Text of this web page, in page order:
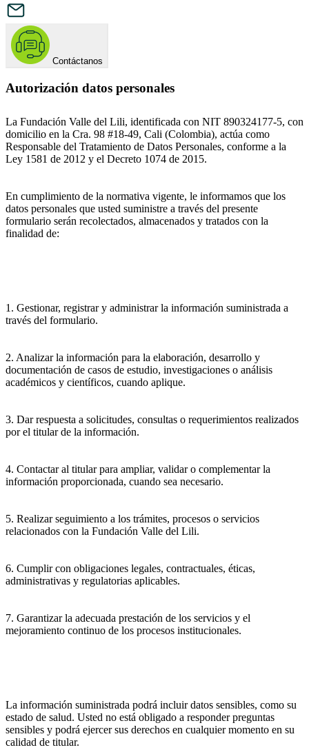
Contáctanos
Autorización datos personales
La Fundación Valle del Lili, identificada con NIT 890324177-5, con
domicilio en la Cra. 98 #18-49, Cali (Colombia), actúa como
Responsable del Tratamiento de Datos Personales, conforme a la
Ley 1581 de 2012 y el Decreto 1074 de 2015.
En cumplimiento de la normativa vigente, le informamos que los
datos personales que usted suministre a través del presente
formulario serán recolectados, almacenados y tratados con la
finalidad de:
1. Gestionar, registrar y administrar la información suministrada a
través del formulario.
2. Analizar la información para la elaboración, desarrollo y
documentación de casos de estudio, investigaciones o análisis
académicos y científicos, cuando aplique.
3. Dar respuesta a solicitudes, consultas o requerimientos realizados
por el titular de la información.
4. Contactar al titular para ampliar, validar o complementar la
información proporcionada, cuando sea necesario.
5. Realizar seguimiento a los trámites, procesos o servicios
relacionados con la Fundación Valle del Lili.
6. Cumplir con obligaciones legales, contractuales, éticas,
administrativas y regulatorias aplicables.
7. Garantizar la adecuada prestación de los servicios y el
mejoramiento continuo de los procesos institucionales.
La información suministrada podrá incluir datos sensibles, como su
estado de salud. Usted no está obligado a responder preguntas
sensibles y podrá ejercer sus derechos en cualquier momento en su
calidad de titular.